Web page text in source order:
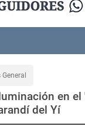
General
en el
del Yí